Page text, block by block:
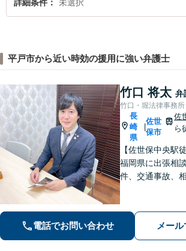
詳細条件 未選択
平戸市から近い時効の援用に強い弁護士
竹口 将太 弁
竹口・堀法律事務所
長
崎
県
佐世
保市
佐
ら
【佐世保中央駅
福岡県に出張相
件、交通事故、
談ください。
電話でお問い合わせ メー